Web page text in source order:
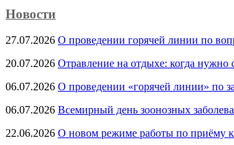
Новости
27.07.2026 О проведении горячей линии по
20.07.2026 Отравление на отдыхе: когда нужно
06.07.2026 О проведении «горячей линии» по
06.07.2026 Всемирный день зоонозных
22.06.2026 О новом режиме работы по приёму